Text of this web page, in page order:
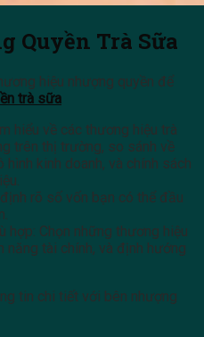
Quyền Trà Sữa
hiệu nhượng quyền để
trà sữa
hiểu về các thương hiệu trà
trên thị trường, so sánh về
kinh doanh, và chính sách
rõ số vốn bạn có thể đầu
hợp: Chọn những thương hiệu
năng tài chính, và định hướng
tin chi tiết với bên nhượng